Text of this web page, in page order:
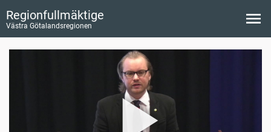
Regionfullmäktige
Västra Götalandsregionen